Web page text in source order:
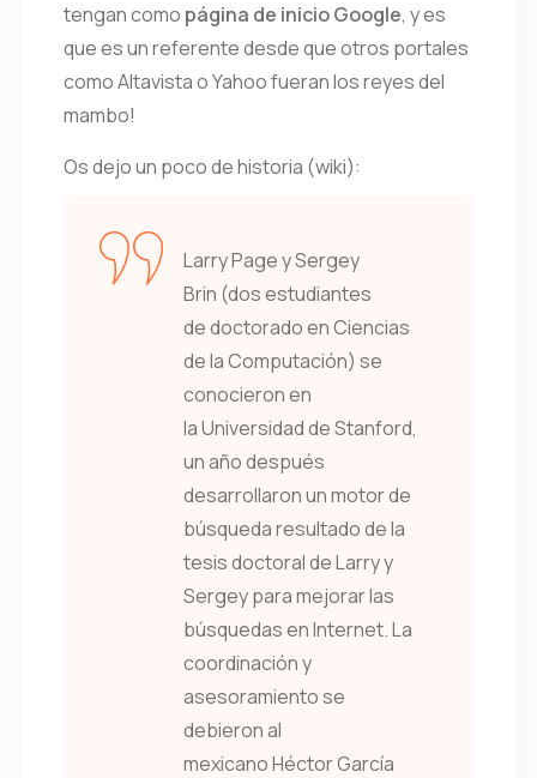
tengan como página de inicio Google, y es
que es un referente desde que otros portales
como Altavista o Yahoo fueran los reyes del
mambo!
Os dejo un poco de historia (wiki):
Larry Page y Sergey
Brin (dos estudiantes
de doctorado en Ciencias
de la Computación) se
conocieron en
la Universidad de Stanford,
un año después
desarrollaron un motor de
búsqueda resultado de la
tesis doctoral de Larry y
Sergey para mejorar las
búsquedas en Internet. La
coordinación y
asesoramiento se
debieron al
mexicano Héctor García